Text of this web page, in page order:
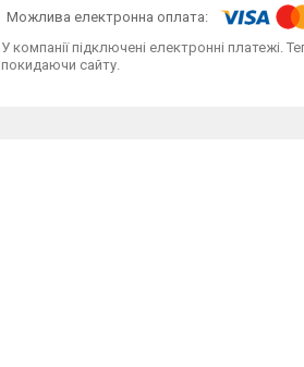
У компанії підключені електронні платежі.
покидаючи сайту.